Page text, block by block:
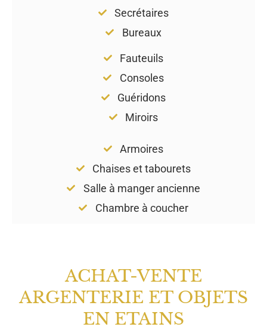
Secrétaires
Bureaux
Fauteuils
Consoles
Guéridons
Miroirs
Armoires
Chaises et tabourets
Salle à manger ancienne
Chambre à coucher
ACHAT-VENTE
ARGENTERIE ET OBJETS
EN ETAINS